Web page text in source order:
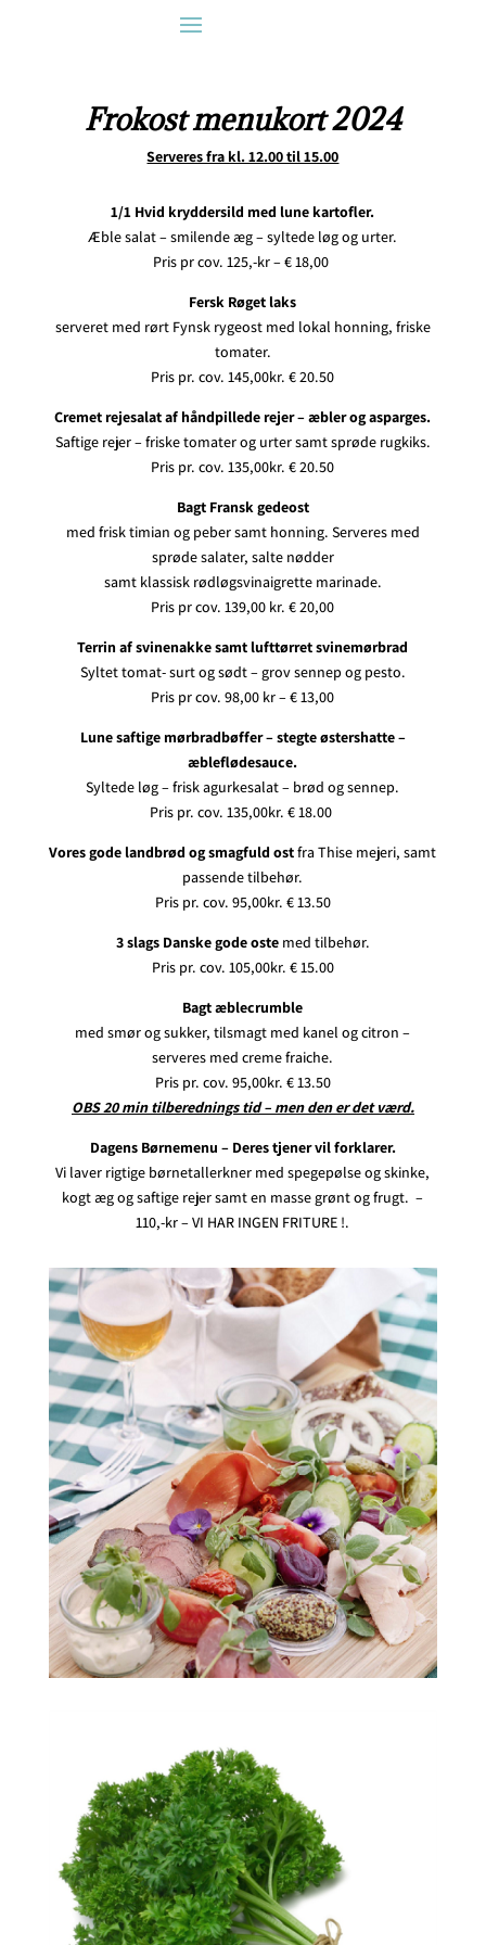
Frokost menukort2024
Serveres fra kl. 12.00 til 15.00
1/1 Hvid kryddersild med lune kartofler.
Æble salat – smilende æg – syltede løg og urter.
Pris pr cov. 125,-kr – € 18,00
Fersk Røget laks
serveret med rørt Fynsk rygeost med lokal honning, friske
tomater.
Pris pr. cov. 145,00kr. € 20.50
Cremet rejesalat af håndpillede rejer – æbler og asparges.
Saftige rejer – friske tomater og urter samt sprøde rugkiks.
Pris pr. cov. 135,00kr. € 20.50
Bagt Fransk gedeost
med frisk timian og peber samt honning. Serveres med
sprøde salater, salte nødder
samt klassisk rødløgsvinaigrette marinade.
Pris pr cov. 139,00 kr. € 20,00
Terrin af svinenakke samt lufttørret svinemørbrad
Syltet tomat- surt og sødt – grov sennep og pesto.
Pris pr cov. 98,00 kr – € 13,00
Lune saftige mørbradbøffer – stegte østershatte –
æbleflødesauce.
Syltede løg – frisk agurkesalat – brød og sennep.
Pris pr. cov. 135,00kr. € 18.00
Vores gode landbrød og smagfuld ostfra Thise mejeri, samt
passende tilbehør.
Pris pr. cov. 95,00kr. € 13.50
3 slags Danske gode ostemed tilbehør.
Pris pr. cov. 105,00kr. € 15.00
Bagt æblecrumble
med smør og sukker, tilsmagt med kanel og citron –
serveres med creme fraiche.
Pris pr. cov. 95,00kr. € 13.50
OBS 20 min tilberednings tid – men den er det værd.
Dagens Børnemenu – Deres tjener vil forklarer.
Vi laver rigtige børnetallerkner med spegepølse og skinke,
kogt æg og saftige rejer samt en masse grønt og frugt. –
110,-kr – VI HAR INGEN FRITURE !.